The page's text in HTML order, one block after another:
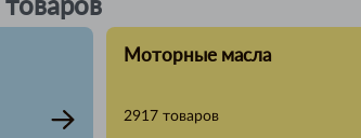
Моторные масла
2917 товаров